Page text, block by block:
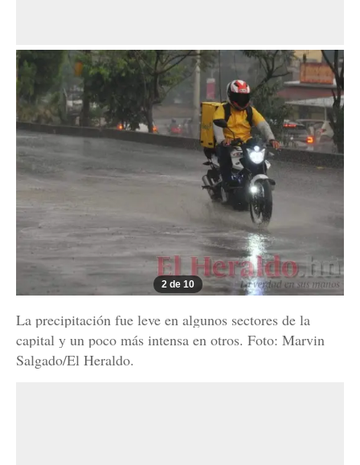
2 de 10
La precipitación fue leve en algunos sectores de la
capital y un poco más intensa en otros. Foto: Marvin
Salgado/El Heraldo.